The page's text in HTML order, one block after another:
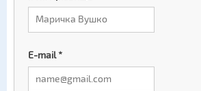
E-mail*